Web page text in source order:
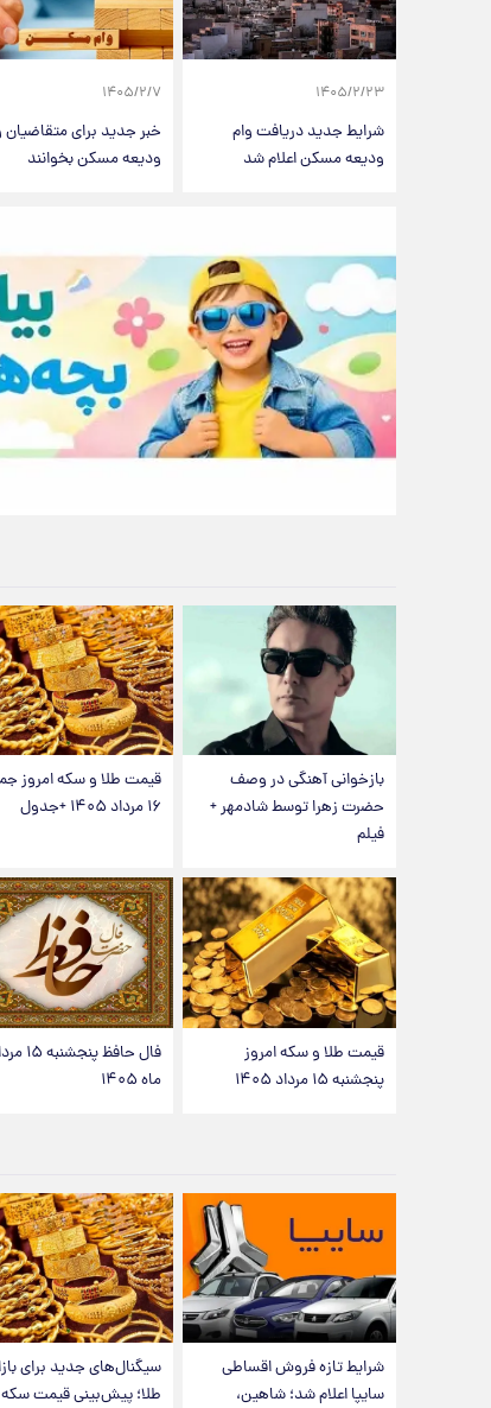
۱۴۰۵/۲/۲۳
شرایط جدید دریافت وام
ودیعه مسکن اعلام شد
۱۴۰۵/۲/۷
خبر جدید برای متقاضیان
ودیعه مسکن بخوانند
بازخوانی آهنگی در وصف
حضرت زهرا توسط شادمهر +
فیلم
قیمت طلا و سکه امروز
۱۶ مرداد ۱۴۰۵ +جدول
قیمت طلا و سکه امروز
پنجشنبه ۱۵ مرداد ۱۴۰۵
فال حافظ
ماه ۱۴۰۵
شرایط تازه فروش اقساطی
سایپا اعلام شد؛ شاهین،
سیگنال‌های جدید برای
طلا؛ پیش‌بینی قیمت